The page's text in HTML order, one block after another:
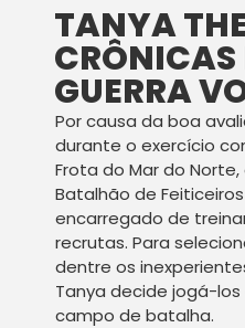
TANYA
CRÔNICAS
GUERRA
Por causa da boa
durante o exercício
Frota do Mar do Norte,
Batalhão de
encarregado de
recrutas. Para
dentre os
Tanya decide jogá-los
campo de batalha.